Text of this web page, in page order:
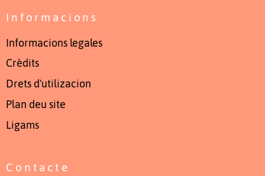
Informacions
Informacions legales
Crèdits
Drets d'utilizacion
Plan deu site
Ligams
Contacte